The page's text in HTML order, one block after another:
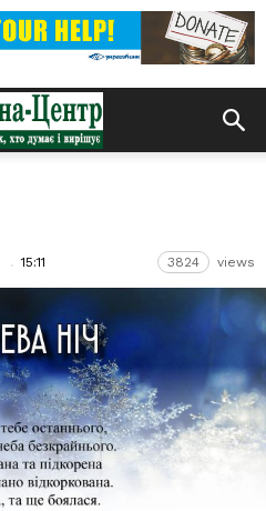
15:11 3824 views